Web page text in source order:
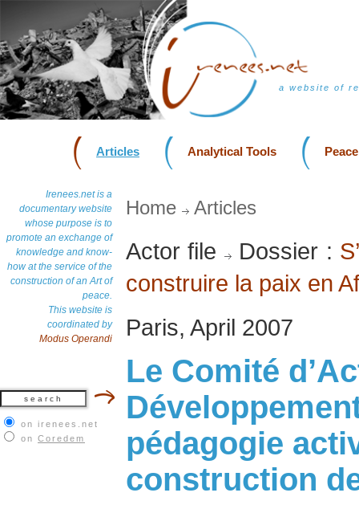
a website of
Articles Analytical Tools
Irenees.net is a
documentary website
whose purpose is to
promote an exchange of
knowledge and know-
how at the service of the
construction of an Art of
peace.
This website is
coordinated by
Modus Operandi
on irenees.net
on Coredem
Home Articles
Actor file Dossier :
construire la paix en
Paris, April 2007
Le Comité
pédagogie
construction